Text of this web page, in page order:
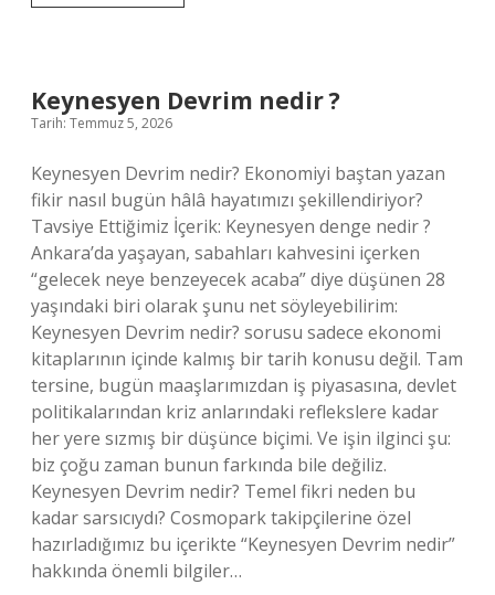
şerbetli
Keynesyen Devrim nedir ?
Tarih: Temmuz 5, 2026
Keynesyen Devrim nedir? Ekonomiyi baştan yazan
fikir nasıl bugün hâlâ hayatımızı şekillendiriyor?
Tavsiye Ettiğimiz İçerik: Keynesyen denge nedir ?
Ankara’da yaşayan, sabahları kahvesini içerken
“gelecek neye benzeyecek acaba” diye düşünen 28
yaşındaki biri olarak şunu net söyleyebilirim:
Keynesyen Devrim nedir? sorusu sadece ekonomi
kitaplarının içinde kalmış bir tarih konusu değil. Tam
tersine, bugün maaşlarımızdan iş piyasasına, devlet
politikalarından kriz anlarındaki reflekslere kadar
her yere sızmış bir düşünce biçimi. Ve işin ilginci şu:
biz çoğu zaman bunun farkında bile değiliz.
Keynesyen Devrim nedir? Temel fikri neden bu
kadar sarsıcıydı? Cosmopark takipçilerine özel
hazırladığımız bu içerikte “Keynesyen Devrim nedir”
hakkında önemli bilgiler…